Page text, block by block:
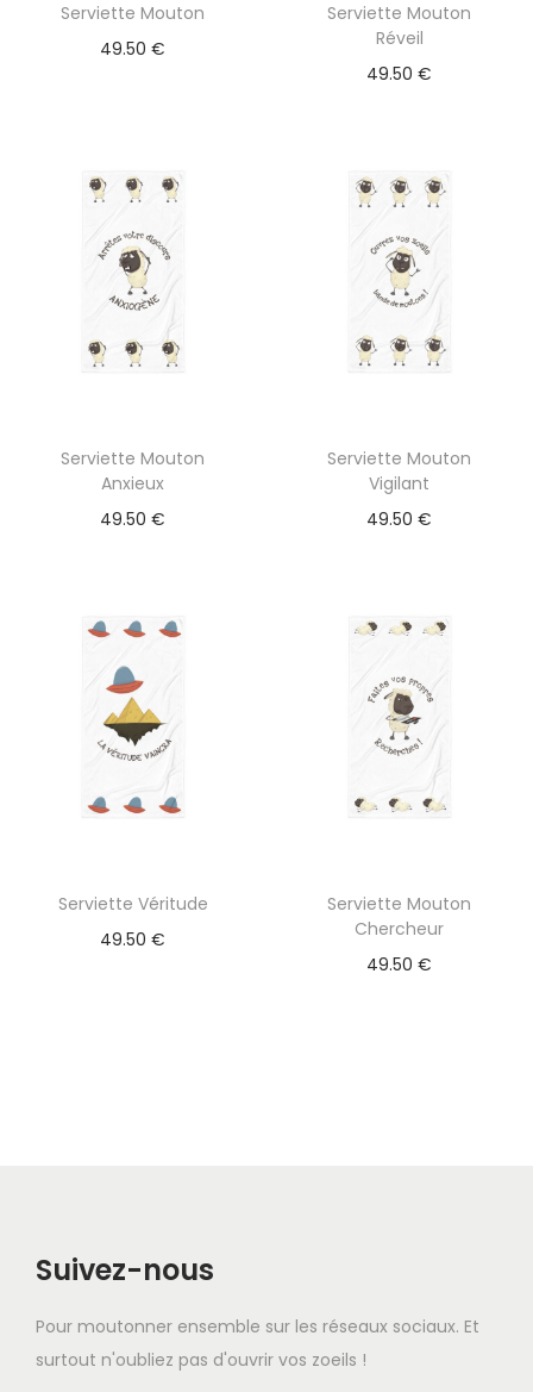
Serviette Mouton
49.50€
Serviette Mouton
Réveil
49.50€
Serviette Mouton
Anxieux
49.50€
Serviette Mouton
Vigilant
49.50€
Serviette Véritude
49.50€
Serviette Mouton
Chercheur
49.50€
Suivez-nous
Pour moutonner ensemble sur les réseaux sociaux. Et
surtout n'oubliez pas d'ouvrir vos zoeils !